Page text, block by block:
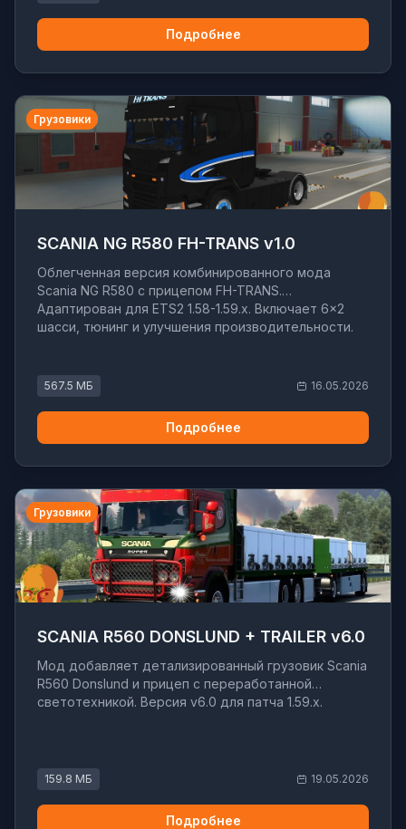
Подробнее
Грузовики
SCANIA NG R580 FH-TRANS v1.0
Облегченная версия комбинированного мода
Scania NG R580 с прицепом FH-TRANS.
Адаптирован для ETS2 1.58-1.59.x. Включает 6x2
шасси, тюнинг и улучшения производительности.
567.5 МБ 16.05.2026
Подробнее
Грузовики
SCANIA R560 DONSLUND + TRAILER v6.0
Мод добавляет детализированный грузовик Scania
R560 Donslund и прицеп с переработанной
светотехникой. Версия v6.0 для патча 1.59.x.
159.8 МБ 19.05.2026
Подробнее